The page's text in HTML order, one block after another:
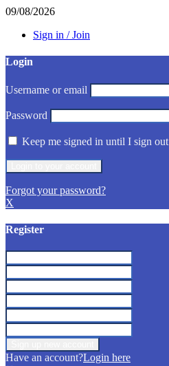
09/08/2026
Sign in / Join
Login
Username or email
Password
Keep me signed in until I sign out
Forgot your password?
X
Register
Have an account?Login here